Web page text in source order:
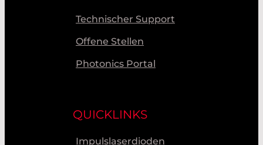
Technischer Support
Offene Stellen
Photonics Portal
QUICKLINKS
Impulslaserdioden